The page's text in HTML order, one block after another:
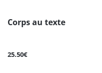
Corps au texte
25.50€